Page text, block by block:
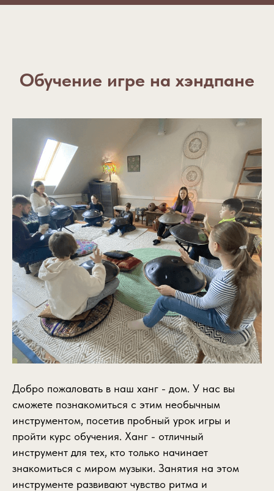
Обучение игре на хэндпане
Добро пожаловать в наш ханг - дом. У нас вы
сможете познакомиться с этим необычным
инструментом, посетив пробный урок игры и
пройти курс обучения. Ханг - отличный
инструмент для тех, кто только начинает
знакомиться с миром музыки. Занятия на этом
инструменте развивают чувство ритма и